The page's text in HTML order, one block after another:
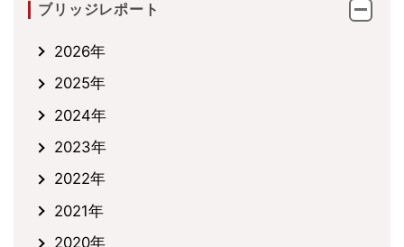
ブリッジレポート
2026年
2025年
2024年
2023年
2022年
2021年
2020年